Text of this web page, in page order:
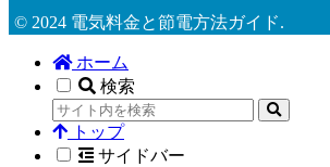
© 2024 電気料金と節電方法ガイド.
ホーム
検索
トップ
サイドバー